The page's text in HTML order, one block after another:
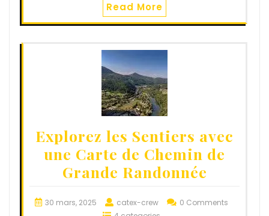
Read More
Explorez les Sentiers avec
une Carte de Chemin de
Grande Randonnée
30 mars, 2025 catex-crew
0 Comments